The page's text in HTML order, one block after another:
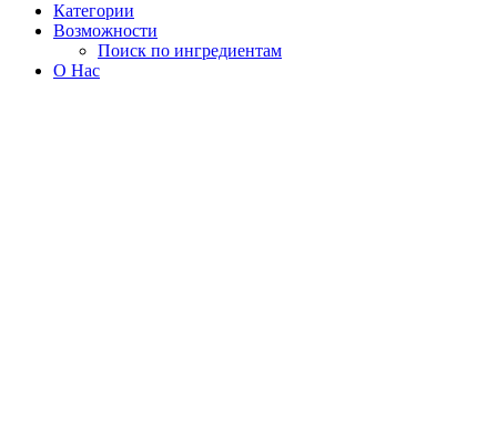
Категории
Возможности
Поиск по ингредиентам
О Нас